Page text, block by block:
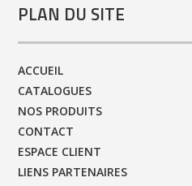
PLAN DU SITE
ACCUEIL
CATALOGUES
NOS PRODUITS
CONTACT
ESPACE CLIENT
LIENS PARTENAIRES